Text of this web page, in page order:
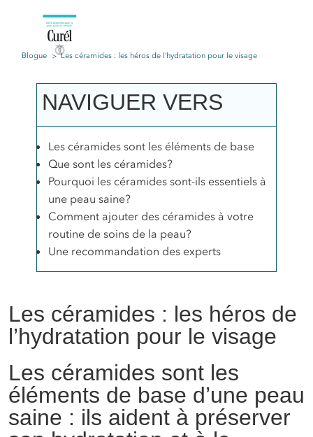
Blogue Les céramides : les héros de l’hydratation pour le visage
NAVIGUER VERS
Les céramides sont les éléments de base
Que sont les céramides?
Pourquoi les céramides sont-ils essentiels à
une peau saine?
Comment ajouter des céramides à votre
routine de soins de la peau?
Une recommandation des experts
Les céramides : les héros de
l’hydratation pour le visage
Les céramides sont les
éléments de base d’une peau
saine : ils aident à préserver